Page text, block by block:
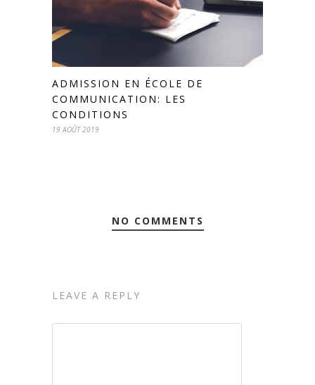
ADMISSION EN ÉCOLE DE
COMMUNICATION: LES
CONDITIONS
19 AOÛT 2019
NO COMMENTS
LEAVE A REPLY